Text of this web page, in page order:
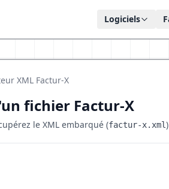
Logiciels
XML Factur-X
fichier Factur-X
le XML embarqué (factur-x.xml